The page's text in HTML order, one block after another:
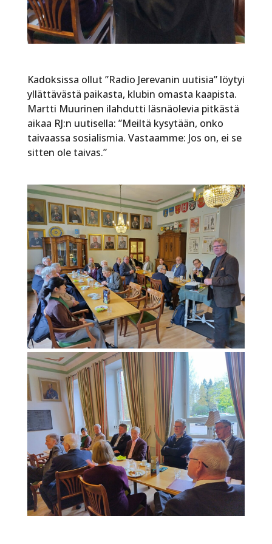
Kadoksissa ollut ”Radio Jerevanin uutisia” löytyi
yllättävästä paikasta, klubin omasta kaapista.
Martti Muurinen ilahdutti läsnäolevia pitkästä
aikaa RJ:n uutisella: ”Meiltä kysytään, onko
taivaassa sosialismia. Vastaamme: Jos on, ei se
sitten ole taivas.”